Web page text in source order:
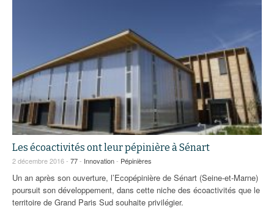
Les écoactivités ont leur pépinière à Sénart
2 décembre 2016 - 77- Innovation- Pépinières
Un an après son ouverture, l’Ecopépinière de Sénart (Seine-et-Marne)
poursuit son développement, dans cette niche des écoactivités que le
territoire de Grand Paris Sud souhaite privilégier.